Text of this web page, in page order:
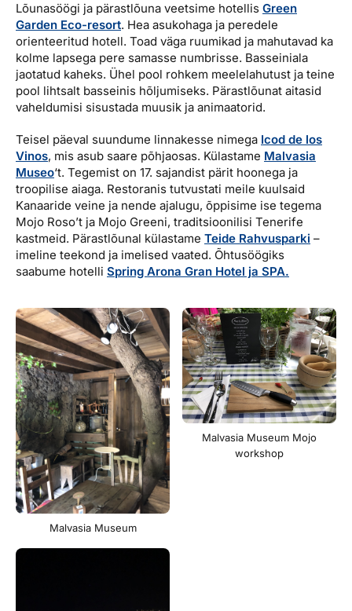
Lõunasöögi ja pärastlõuna veetsime hotellis Green
Garden Eco-resort. Hea asukohaga ja peredele
orienteeritud hotell. Toad väga ruumikad ja mahutavad ka
kolme lapsega pere samasse numbrisse. Basseiniala
jaotatud kaheks. Ühel pool rohkem meelelahutust ja teine
pool lihtsalt basseinis hõljumiseks. Pärastlõunat aitasid
vaheldumisi sisustada muusik ja animaatorid.
Teisel päeval suundume linnakesse nimega Icod de los
Vinos, mis asub saare põhjaosas. Külastame Malvasia
Museo‘t. Tegemist on 17. sajandist pärit hoonega ja
troopilise aiaga. Restoranis tutvustati meile kuulsaid
Kanaaride veine ja nende ajalugu, õppisime ise tegema
Mojo Roso’t ja Mojo Greeni, traditsioonilisi Tenerife
kastmeid. Pärastlõunal külastame Teide Rahvusparki –
imeline teekond ja imelised vaated. Õhtusöögiks
saabume hotelli Spring Arona Gran Hotel ja SPA.
Malvasia Museum
Malvasia Museum Mojo
workshop